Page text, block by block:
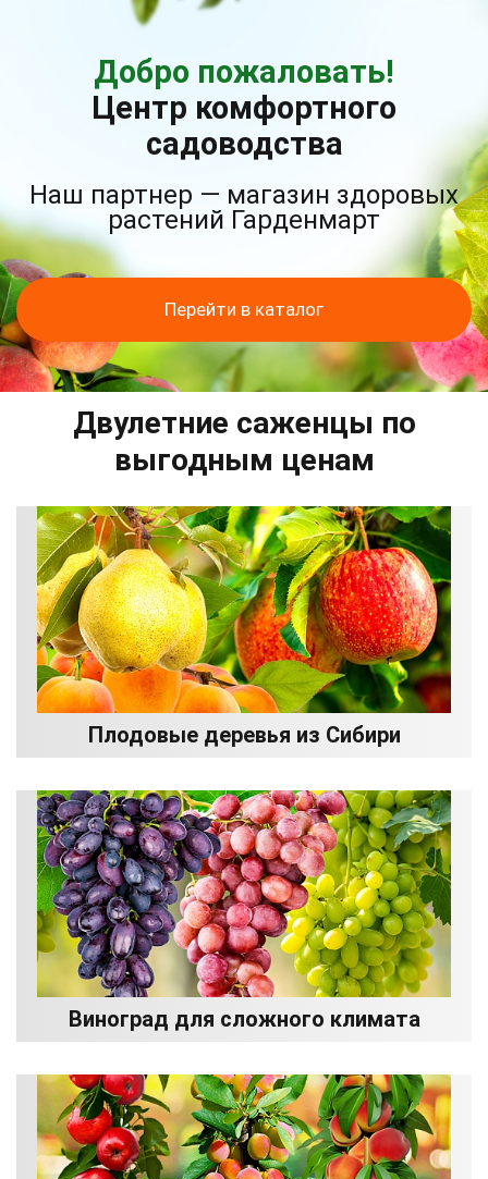
Добро пожаловать!
Центр комфортного
садоводства
Наш партнер — магазин здоровых
растений Гарденмарт
Перейти в каталог
Двулетние саженцы по
выгодным ценам
Плодовые деревья из Сибири
Виноград для сложного климата